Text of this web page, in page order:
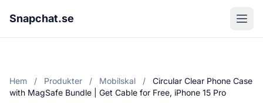
Snapchat.se
Hem / Produkter / Mobilskal /
Circular Clear Phone Case
with MagSafe Bundle | Get Cable for Free, iPhone 15 Pro